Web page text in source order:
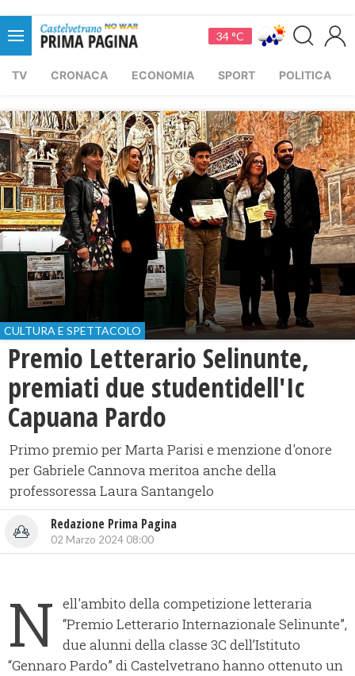
34 °C
TV CRONACA ECONOMIA SPORT POLITICA
CULTURA E SPETTACOLO
Premio Letterario Selinunte,
premiati due studentidell'Ic
Capuana Pardo
Primo premio per Marta Parisi e menzione d'onore
per Gabriele Cannova meritoa anche della
professoressa Laura Santangelo
Redazione Prima Pagina
02 Marzo 2024 08:00
N ell'ambito della competizione letteraria
“Premio Letterario Internazionale Selinunte”,
due alunni della classe 3C dell’Istituto
“Gennaro Pardo” di Castelvetrano hanno ottenuto un